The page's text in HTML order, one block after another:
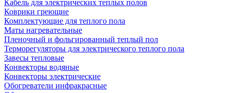
Кабель для электрических теплых полов
Коврики греющие
Комплектующие для теплого пола
Маты нагревательные
Пленочный и фольгированный теплый пол
Терморегуляторы для электрического теплого пола
Завесы тепловые
Конвекторы водяные
Конвекторы электрические
Обогреватели инфракрасные